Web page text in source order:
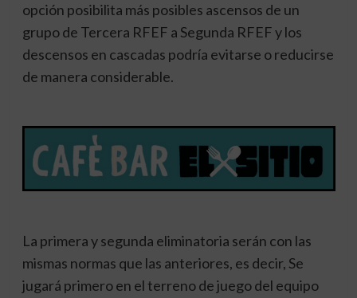
opción posibilita más posibles ascensos de un
grupo de Tercera RFEF a Segunda RFEF y los
descensos en cascadas podría evitarse o reducirse
de manera considerable.
La primera y segunda eliminatoria serán con las
mismas normas que las anteriores, es decir, Se
jugará primero en el terreno de juego del equipo